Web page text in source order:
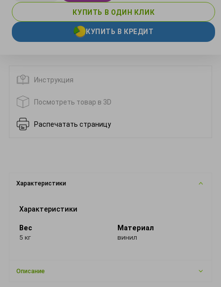
КУПИТЬ В ОДИН КЛИК
КУПИТЬ В КРЕДИТ
Инструкция
Посмотреть товар в 3D
Распечатать страницу
Характеристики
Характеристики
Вес
5 кг
Материал
винил
Описание